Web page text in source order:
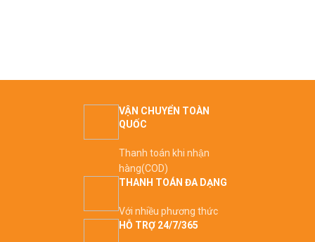
VẬN CHUYỂN TOÀN
QUỐC
Thanh toán khi nhận
hàng(COD)
THANH TOÁN ĐA DẠNG
Với nhiều phương thức
HỖ TRỢ 24/7/365